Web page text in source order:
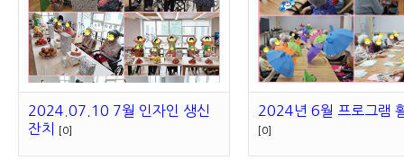
2024.07.10 7월 인자인 생신
잔치
[0]
2024년 6월 프로그램
[0]